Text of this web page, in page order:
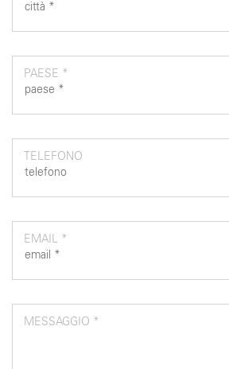
PAESE *
TELEFONO
EMAIL *
MESSAGGIO *